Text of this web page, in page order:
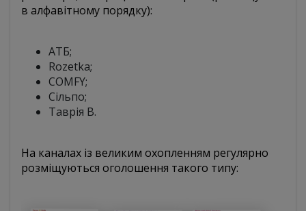
в алфавітному порядку):
АТБ;
Rozetka;
COMFY;
Сільпо;
Таврія В.
На каналах із великим охопленням регулярно
розміщуються оголошення такого типу: